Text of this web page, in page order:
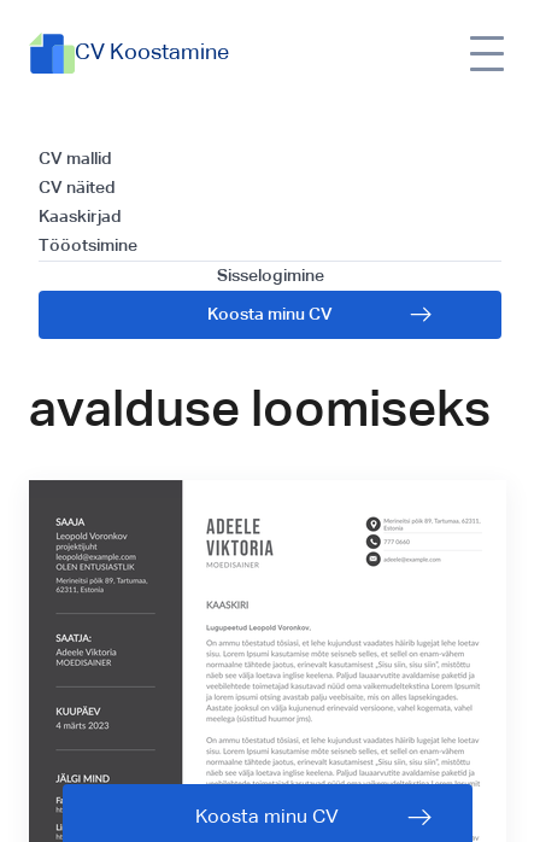
CV Koostamine
CV mallid
CV näited
Kaaskirjad
Tööotsimine
Sisselogimine
Koosta minu CV
Õpilase
motivatsioonikiri:
Olulised sammud ja
soovitused veenva
avalduse loomiseks
Koosta minu CV